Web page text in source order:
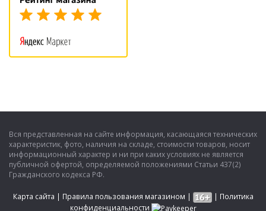
Вся представленная на сайте информация, касающаяся технических
характеристик, фото, наличия на складе, стоимости товаров, носит
информационный характер и ни при каких условиях не является
публичной офертой, определяемой положениями Статьи 437(2)
Гражданского кодекса РФ.
Карта сайта | Правила пользования магазином | | Политика
конфиденциальности